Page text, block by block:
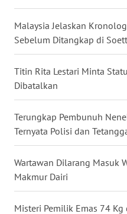
Malaysia Jelaskan
Sebelum Ditangkap di
Titin Rita Lestari Minta
Dibatalkan
Terungkap Pembunuh
Ternyata Polisi dan
Wartawan Dilarang Masuk
Makmur Dairi
Misteri Pemilik Emas 74
WN
WN
WN
GORONTALO